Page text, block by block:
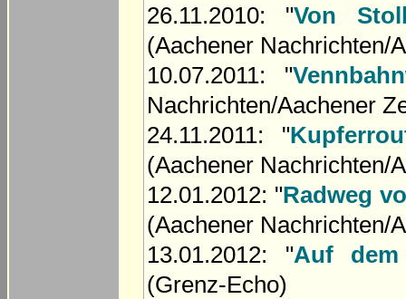
26.11.2010: "Von
(Aachener Nachrichten/
10.07.2011: "
Nachrichten/Aachener
24.11.2011: "
(Aachener Nachrichten/
12.01.2012: "Radweg
(Aachener Nachrichten/
13.01.2012: "Auf
(Grenz-Echo)